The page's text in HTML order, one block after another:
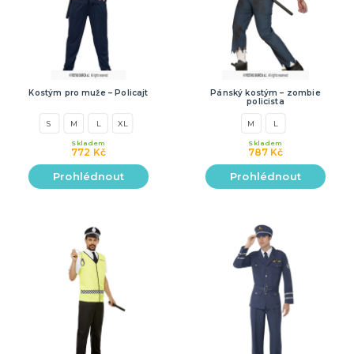
Kostým pro muže – Policajt
S M L XL
772 Kč
Skladem
Prohlédnout
Pánský kostým – zombie
policista
M L
787 Kč
Skladem
Prohlédnout